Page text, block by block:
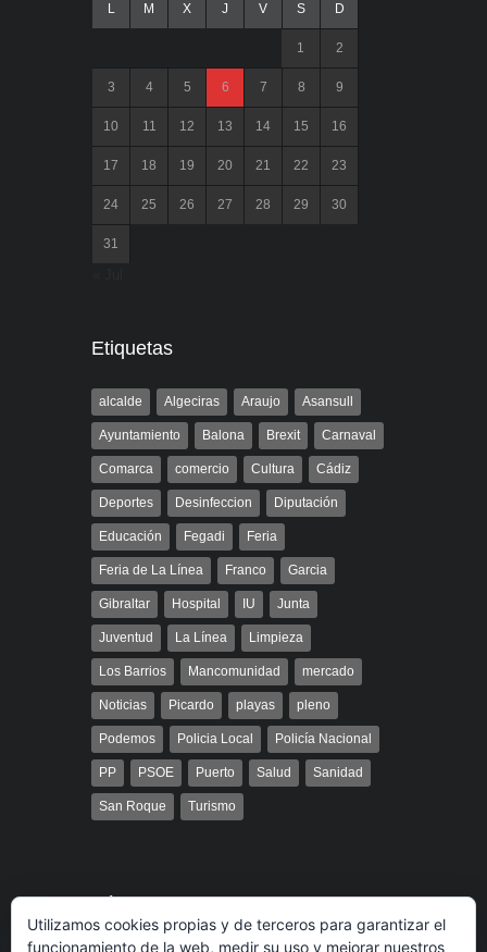
L M X J V S D
1 2
3 4 5 6 7 8 9
10 11 12 13 14 15 16
17 18 19 20 21 22 23
24 25 26 27 28 29 30
31
Etiquetas
alcalde Algeciras Araujo Asansull
Ayuntamiento Balona Brexit Carnaval
Comarca comercio Cultura Cádiz
Deportes Desinfeccion Diputación
Educación Fegadi Feria
Feria de La Línea Franco Garcia
Gibraltar Hospital IU Junta
Juventud La Línea Limpieza
Los Barrios Mancomunidad mercado
Noticias Picardo playas pleno
Podemos Policia Local Policía Nacional
PP PSOE Puerto Salud Sanidad
San Roque Turismo
Búsqueda
Utilizamos cookies propias y de terceros para garantizar el
funcionamiento de la web, medir su uso y mejorar nuestros